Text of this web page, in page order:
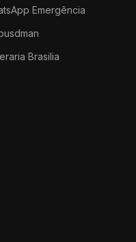
Emergência
Brasilia